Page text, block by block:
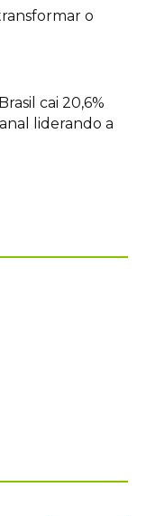
o
cai 20,6%
liderando a